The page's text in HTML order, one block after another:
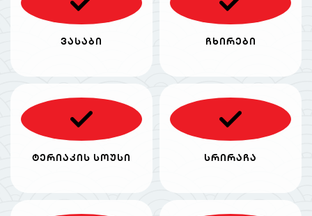
ვასაბი ჩხირები
ტერიაკის სოუსი სრირაჩა